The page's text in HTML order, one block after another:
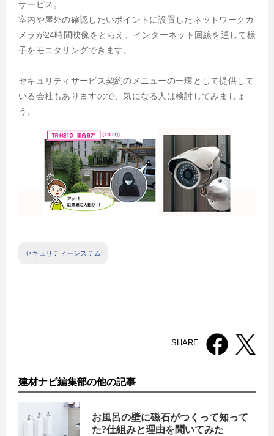
サービス。
室内や屋外の確認したいポイントに設置したネットワークカ
メラが24時間映像をとらえ、インターネット回線を通して様
子をモニタリングできます。
セキュリティサービス契約のメニューの一環として提供して
いる会社もありますので、気になる人は検討してみましょ
う。
セキュリティーシステム
SHARE
建材ナビ編集部の他の記事
お風呂の壁に磁石がつくって知って
た?仕組みと理由を聞いてみた